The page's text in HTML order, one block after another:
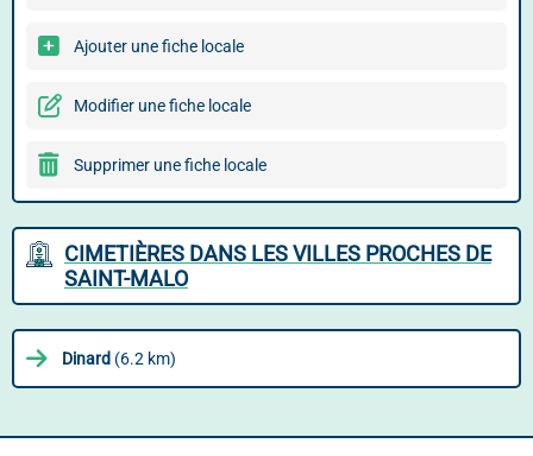
Ajouter une fiche locale
Modifier une fiche locale
Supprimer une fiche locale
CIMETIÈRES DANS LES VILLES PROCHES DE
SAINT-MALO
Dinard (6.2 km)